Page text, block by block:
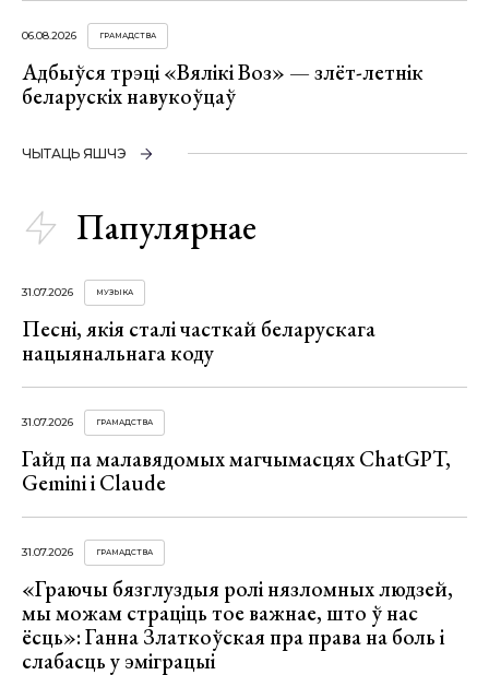
06.08.2026 ГРАМАДСТВА
Адбыўся трэці «Вялікі Воз» — злёт-летнік
беларускіх навукоўцаў
ЧЫТАЦЬ ЯШЧЭ
Папулярнае
31.07.2026 МУЗЫКА
Песні, якія сталі часткай беларускага
нацыянальнага коду
31.07.2026 ГРАМАДСТВА
Гайд па малавядомых магчымасцях ChatGPT,
Gemini і Claude
31.07.2026 ГРАМАДСТВА
«Граючы бязглуздыя ролі нязломных людзей,
мы можам страціць тое важнае, што ў нас
ёсць»: Ганна Златкоўская пра права на боль і
слабасць у эміграцыі